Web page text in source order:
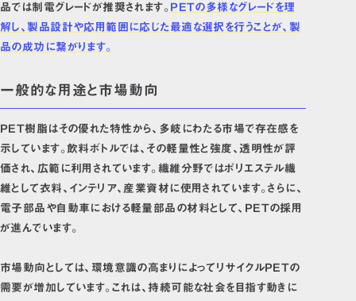
品では制電グレードが推奨されます。 PETの多様なグレードを理
解し、製品設計や応用範囲に応じた最適な選択を行うことが、製
品の成功に繋がります。
一般的な用途と市場動向
PET樹脂はその優れた特性から、多岐にわたる市場で存在感を
示しています。飲料ボトルでは、その軽量性と強度、透明性が評
価され、広範に利用されています。繊維分野ではポリエステル繊
維として衣料、インテリア、産業資材に使用されています。さらに、
電子部品や自動車における軽量部品の材料として、PETの採用
が進んでいます。
市場動向としては、環境意識の高まりによってリサイクルPETの
需要が増加しています。これは、持続可能な社会を目指す動きに